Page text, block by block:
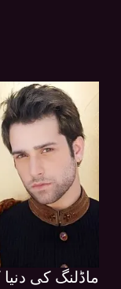
ماڈلنگ کی